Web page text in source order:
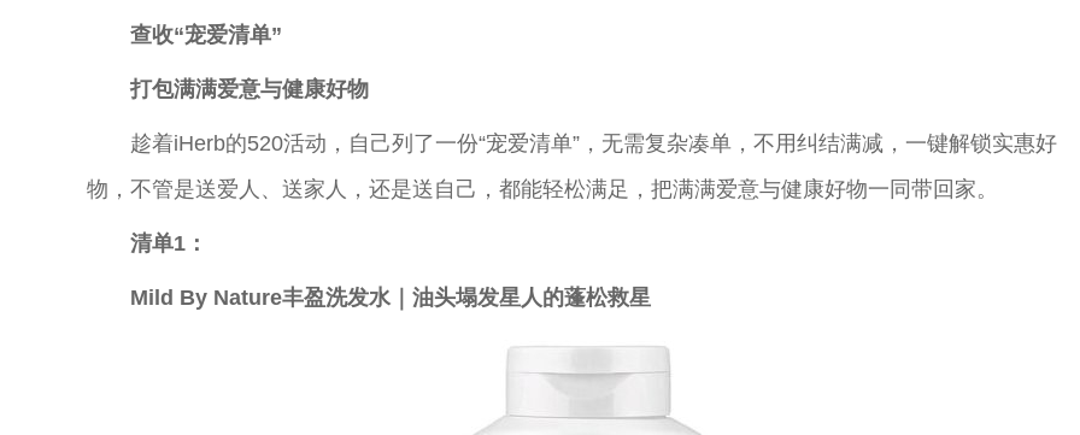
查收“宠爱清单”
打包满满爱意与健康好物
趁着iHerb的520活动，自己列了一份“宠爱清单”，无需复杂凑单，不用纠结满减，一键解锁实惠好
物，不管是送爱人、送家人，还是送自己，都能轻松满足，把满满爱意与健康好物一同带回家。
清单1 ：
Mild By Nature丰盈洗发水｜油头塌发星人的蓬松救星